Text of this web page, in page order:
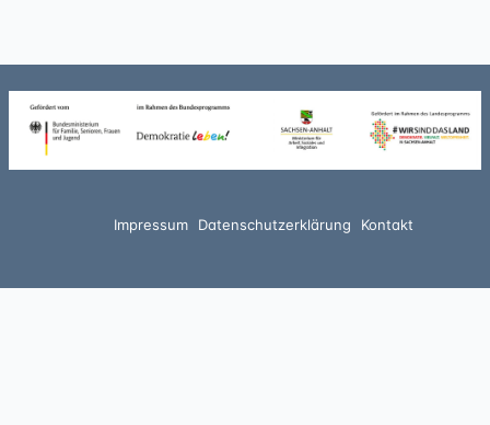
Impressum Datenschutzerklärung Kontakt